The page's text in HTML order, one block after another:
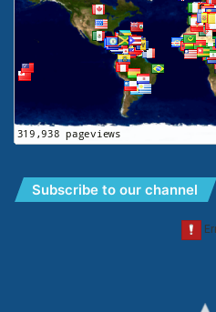
Subscribe to our channel